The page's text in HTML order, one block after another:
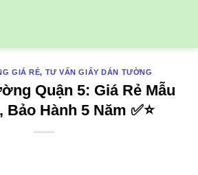
GIÁ RẺ, TƯ VẤN GIẤY DÁN TƯỜNG
Quận 5: Giá Rẻ Mẫu
Bảo Hành 5 Năm ✅⭐